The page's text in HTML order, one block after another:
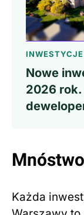
INWESTYCJE
Nowe
2026 rok.
Każda